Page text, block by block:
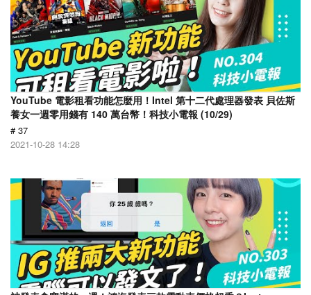
YouTube 電影租看功能怎麼用！Intel 第十二代處理器發表 貝佐斯
養女一週零用錢有 140 萬台幣！科技小電報 (10/29)
# 37
2021-10-28 14:28